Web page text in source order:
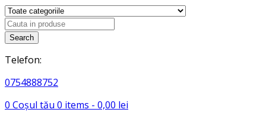
Products
search
Search
Telefon:
0754888752
0 Coșul tău 0 items - 0,00 lei